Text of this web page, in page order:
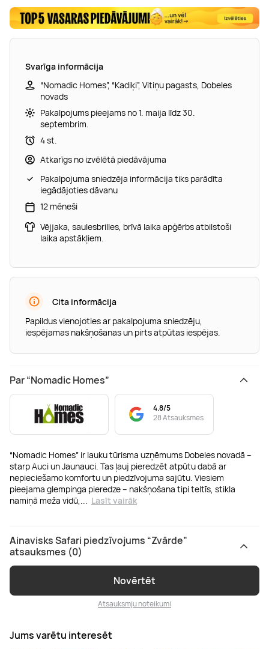
Svarīga informācija
“Nomadic Homes”, “Kadiķi”, Vitiņu pagasts, Dobeles
novads
Pakalpojums pieejams no 1. maija līdz 30.
septembrim.
4 st.
Atkarīgs no izvēlētā piedāvājuma
Pakalpojuma sniedzēja informācija tiks parādīta
iegādājoties dāvanu
12 mēneši
Vējjaka, saulesbrilles, brīvā laika apģērbs atbilstoši
laika apstākļiem.
Cita informācija
Papildus vienojoties ar pakalpojuma sniedzēju,
iespējamas nakšņošanas un pirts atpūtas iespējas.
Par “Nomadic Homes”
“Nomadic Homes” ir lauku tūrisma uzņēmums Dobeles novadā –
starp Auci un Jaunauci. Tas ļauj pieredzēt atpūtu dabā ar
nepieciešamo komfortu un piedzīvojuma sajūtu. Viesiem
pieejama glempinga pieredze – nakšņošana tipi teltīs, stikla
namiņā meža vidū,... Lasīt vairāk
4.8/5
28 Atsauksmes
Ainavisks Safari piedzīvojums “Zvārde”
atsauksmes (0)
Novērtēt
Atsauksmju noteikumi
Jums varētu interesēt